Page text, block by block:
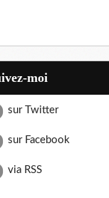
moi
sur Twitter
sur Facebook
via RSS